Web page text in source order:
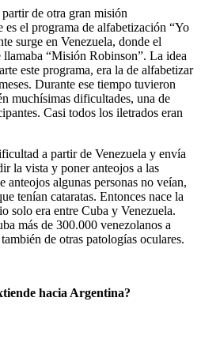
de otra gran misión
es el programa de alfabetización “Yo
surge en Venezuela, donde el
“Misión Robinson”. La idea
este programa, era la de alfabetizar
Durante ese tiempo tuvieron
muchísimas dificultades, una de
Casi todos los iletrados eran
a partir de Venezuela y envía
la vista y poner anteojos a las
anteojos algunas personas no veían,
tenían cataratas. Entonces nace la
solo era entre Cuba y Venezuela.
más de 300.000 venezolanos a
de otras patologías oculares.
hacia Argentina?